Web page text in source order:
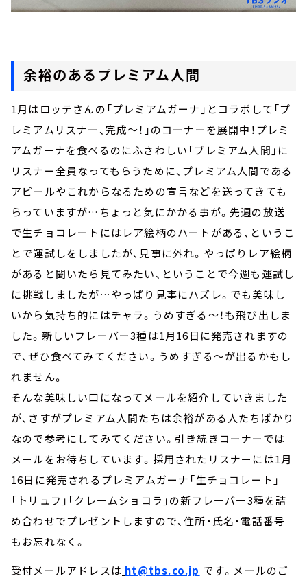
余裕のあるプレミアム人間
1月はロッテさんの「プレミアムガーナ」とコラボして「プ
レミアムリスナー、完成～！」のコーナーを展開中！プレミ
アムガーナを食べるのにふさわしい「プレミアム人間」に
リスナー全員なってもらうために、プレミアム人間である
アピールやこれからなるための宣言などを送ってきても
らっていますが…ちょっと気にかかる事が。先週の放送
で生チョコレートにはレア絵柄のハートがある、というこ
とで運試しをしましたが、見事に外れ。やっぱりレア絵柄
があると聞いたら見てみたい、ということで今週も運試し
に挑戦しましたが…やっぱり見事にハズレ。でも美味し
いから気持ち的にはチャラ。うめすぎる～！も飛び出しま
した。新しいフレーバー3種は1月16日に発売されますの
で、ぜひ食べてみてください。うめすぎる～が出るかもし
れません。
そんな美味しい口になってメールを紹介していきました
が、さすがプレミアム人間たちは余裕がある人たちばかり
なので参考にしてみてください。引き続きコーナーでは
メールをお待ちしています。採用されたリスナーには1月
16日に発売されるプレミアムガーナ「生チョコレート」
「トリュフ」「クレームショコラ」の新フレーバー3種を詰
め合わせでプレゼントしますので、住所・氏名・電話番号
もお忘れなく。
受付メールアドレスは ht@tbs.co.jp です。メールのご